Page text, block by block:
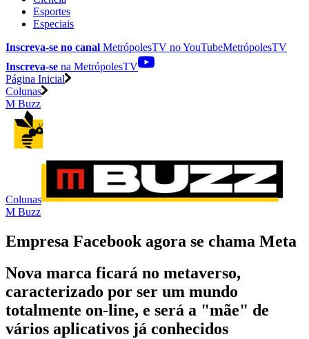
Esportes
Especiais
Inscreva-se no canal MetrópolesTV noYouTubeMetrópolesTV
Inscreva-se na MetrópolesTV
Página Inicial
Colunas
M Buzz
Colunas
M Buzz
Empresa Facebook agora se chama Meta
Nova marca ficará no metaverso,
caracterizado por ser um mundo
totalmente on-line, e será a "mãe" de
vários aplicativos já conhecidos